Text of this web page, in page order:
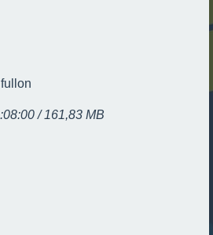
/ 161,83 MB